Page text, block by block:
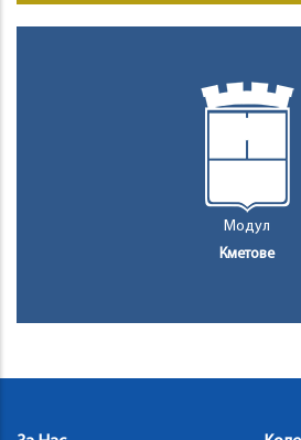
Модул
Кметове